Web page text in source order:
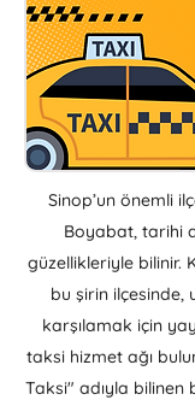
Sinop’un önemli
Boyabat, tarihi
güzellikleriyle bilinir.
bu şirin ilçesinde,
karşılamak için
taksi hizmet ağı
Taksi" adıyla bilinen